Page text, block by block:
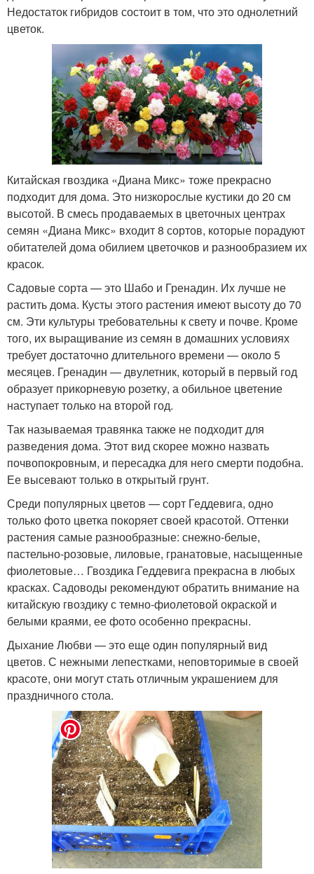
Недостаток гибридов состоит в том, что это однолетний
цветок.
Китайская гвоздика «Диана Микс» тоже прекрасно
подходит для дома. Это низкорослые кустики до 20 см
высотой. В смесь продаваемых в цветочных центрах
семян «Диана Микс» входит 8 сортов, которые порадуют
обитателей дома обилием цветочков и разнообразием их
красок.
Садовые сорта — это Шабо и Гренадин. Их лучше не
растить дома. Кусты этого растения имеют высоту до 70
см. Эти культуры требовательны к свету и почве. Кроме
того, их выращивание из семян в домашних условиях
требует достаточно длительного времени — около 5
месяцев. Гренадин — двулетник, который в первый год
образует прикорневую розетку, а обильное цветение
наступает только на второй год.
Так называемая травянка также не подходит для
разведения дома. Этот вид скорее можно назвать
почвопокровным, и пересадка для него смерти подобна.
Ее высевают только в открытый грунт.
Среди популярных цветов — сорт Геддевига, одно
только фото цветка покоряет своей красотой. Оттенки
растения самые разнообразные: снежно-белые,
пастельно-розовые, лиловые, гранатовые, насыщенные
фиолетовые… Гвоздика Геддевига прекрасна в любых
красках. Садоводы рекомендуют обратить внимание на
китайскую гвоздику с темно-фиолетовой окраской и
белыми краями, ее фото особенно прекрасны.
Дыхание Любви — это еще один популярный вид
цветов. С нежными лепестками, неповторимые в своей
красоте, они могут стать отличным украшением для
праздничного стола.